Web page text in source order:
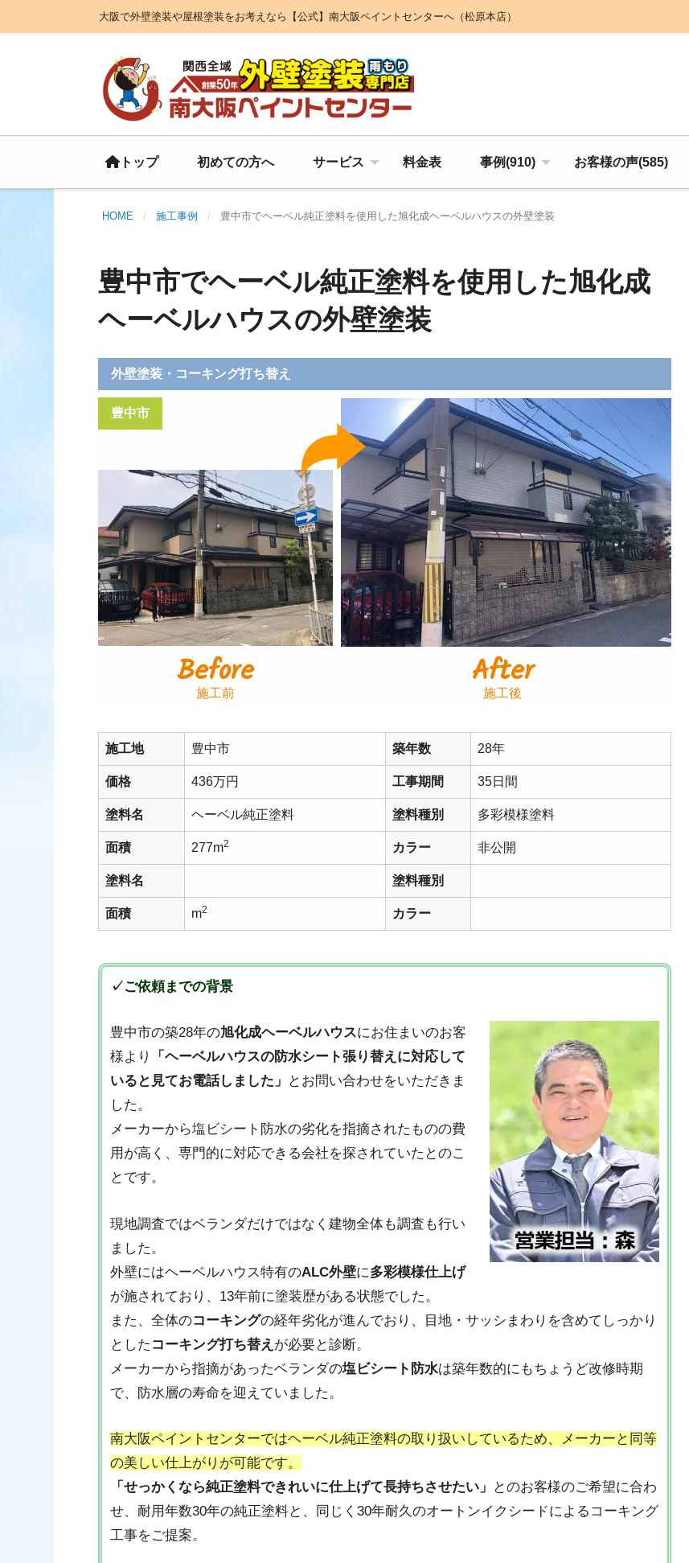
大阪で外壁塗装や屋根塗装をお考えなら【公式】南大阪ペイントセンターへ（松原本店）
トップ 初めての方へ サービス 料金表 事例(910) お客様の声(585)
HOME 施工事例 豊中市でヘーベル純正塗料を使用した旭化成ヘーベルハウスの外壁塗装
豊中市でヘーベル純正塗料を使用した旭化成
ヘーベルハウスの外壁塗装
外壁塗装・コーキング打ち替え
豊中市
Before
施工前 After
施工後
施工地 豊中市 築年数 28年
価格 436万円 工事期間 35日間
塗料名 ヘーベル純正塗料 塗料種別 多彩模様塗料
面積 277m2 カラー 非公開
塗料名 塗料種別
面積 m2 カラー
✓ご依頼までの背景
豊中市の築28年の旭化成ヘーベルハウスにお住まいのお客
様より
「ヘーベルハウスの防水シート張り替えに対応して
いると見てお電話しました」
とお問い合わせをいただきま
した。
メーカーから塩ビシート防水の劣化を指摘されたものの費
用が高く、専門的に対応できる会社を探されていたとのこ
とです。
現地調査ではベランダだけではなく建物全体も調査も行い
ました。
外壁にはヘーベルハウス特有のALC外壁に多彩模様仕上げ
が施されており、13年前に塗装歴がある状態でした。
また、全体のコーキングの経年劣化が進んでおり、目地・サッシまわりを含めてしっかり
とした コーキング打ち替え が必要と診断。
メーカーから指摘があったベランダの塩ビシート防水は築年数的にもちょうど改修時期
で、防水層の寿命を迎えていました。
南大阪ペイントセンターではヘーベル純正塗料の取り扱いしているため、メーカーと同等
の美しい仕上がりが可能です。
「せっかくなら純正塗料できれいに仕上げて長持ちさせたい」
とのお客様のご希望に合わ
せ、耐用年数30年の純正塗料と、同じく30年耐久のオートンイクシードによるコーキング
工事をご提案。